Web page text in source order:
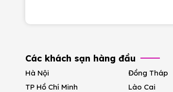
Các khách sạn hàng đầu
Hà Nội
TP Hồ Chí Minh
Đồng Tháp
Lào Cai